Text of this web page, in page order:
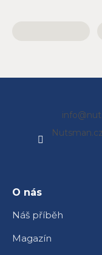
info@
Nutsman.cz
O nás
Náš příběh
Magazín